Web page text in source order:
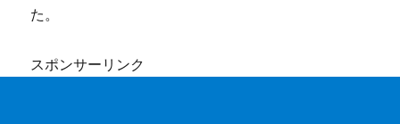
た。
スポンサーリンク